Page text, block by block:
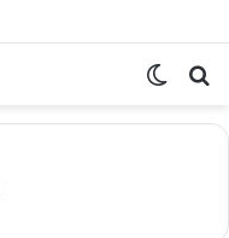
Switch